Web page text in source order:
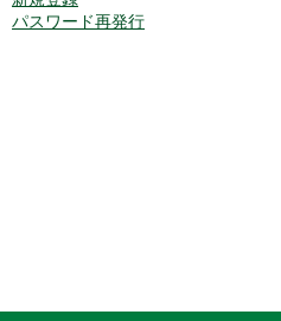
パスワード再発行